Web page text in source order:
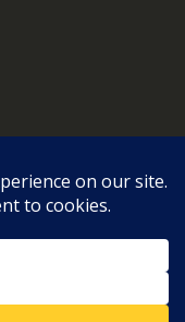
Manzoni, 26 - 00185